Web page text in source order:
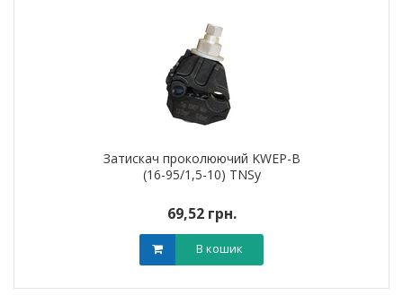
Затискач проколюючий KWEP-B
(16-95/1,5-10) TNSy
69,52 грн.
В кошик